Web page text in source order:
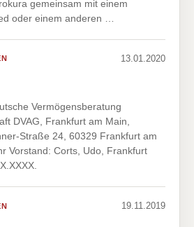
gemeinsam mit einem
oder einem anderen …
13.01.2020
Vermögensberatung
DVAG, Frankfurt am Main,
Straße 24, 60329 Frankfurt am
Vorstand: Corts, Udo, Frankfurt
19.11.2019